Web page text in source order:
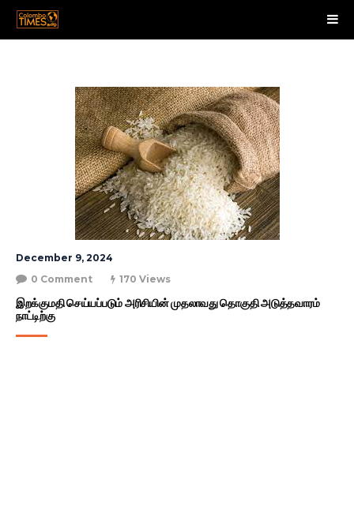
December 9, 2024
0 Comment
170 Views
இறக்குமதி செய்யப்படும் அரிசியின் முதலாவது தொகுதி அடுத்தவாரம்
நாட்டிற்கு